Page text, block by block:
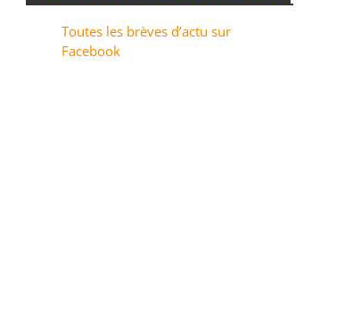
Toutes les brèves d’actu sur
Facebook